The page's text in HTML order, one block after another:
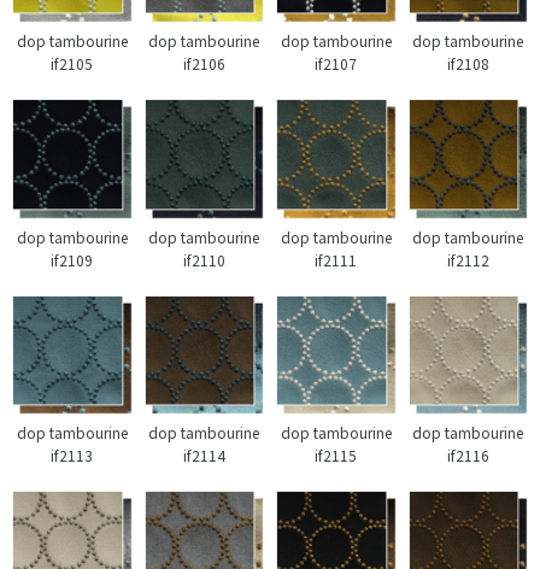
dop tambourine
if2105
dop tambourine
if2106
dop tambourine
if2107
dop tambourine
if2108
dop tambourine
if2109
dop tambourine
if2110
dop tambourine
if2111
dop tambourine
if2112
dop tambourine
if2113
dop tambourine
if2114
dop tambourine
if2115
dop tambourine
if2116